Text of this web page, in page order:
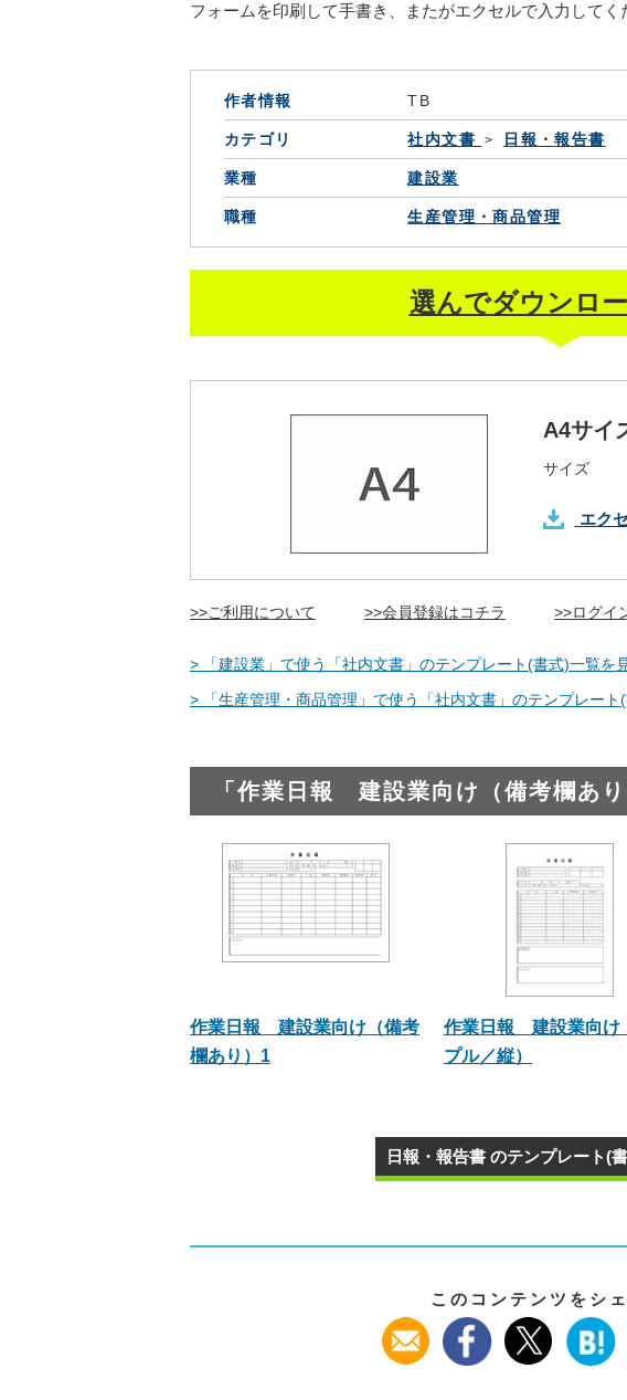
フォームを印刷して手書き、またがエクセルで入力してく
作者情報 TB
カテゴリ 社内文書 日報・報告書
業種 建設業
職種 生産管理・商品管理
選んでダウンロ
A4サイ
サイズ
エク
>>ご利用について >>会員登録はコチラ >>ログイ
> 「建設業」で使う「社内文書」のテンプレート(書式)一覧を
> 「生産管理・商品管理」で使う「社内文書」のテンプレート
「作業日報 建設業向け（備考欄あ
作業日報 建設業向け（備考
欄あり）1
作業日報 建設業向け
プル／縦）
日報・報告書 のテンプレート(
このコンテンツをシ